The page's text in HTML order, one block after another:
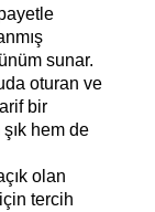
sunar.
oturan ve
bir
hem de
olan
tercih